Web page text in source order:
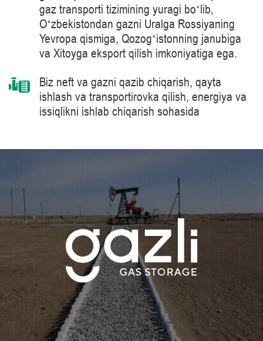
gaz transporti tizimining yuragi boʻlib,
Oʻzbekistondan gazni Uralga Rossiyaning
Yevropa qismiga, Qozogʻistonning janubiga
va Xitoyga eksport qilish imkoniyatiga ega.
Biz neft va gazni qazib chiqarish, qayta
ishlash va transportirovka qilish, energiya va
issiqlikni ishlab chiqarish sohasida
MVt quvvatga ega bo‘lgan gaz haydash
agregatlari kabi tabiiy gazni tayyorlash va
tashish jarayonlarida ilg‘or texnologiyalarni
qo‘llaymiz.
Bilimlar darajasini muntazam oshirib boramiz
va sanoat xavfsizligi, mehnat va atrof-muhit
muhofazasini ta’minlaymiz
O‘z xodimlarimizning professionalizmini yuqori
darajasi bilan ajralib turamiz